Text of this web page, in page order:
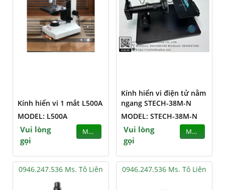
Kính hiển vi 1 mắt L500A
MODEL: L500A
Vui lòng
gọi
MUA
Kính hiển vi điện tử nằm
ngang STECH-38M-N
MODEL: STECH-38M-N
Vui lòng
gọi
MUA
0946.247.536 Ms. Tô Liên 0946.247.536 Ms. Tô Liên